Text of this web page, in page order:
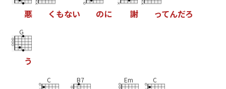
悪 く もない のに 謝 ってんだろ
G
う
C B7 Em C